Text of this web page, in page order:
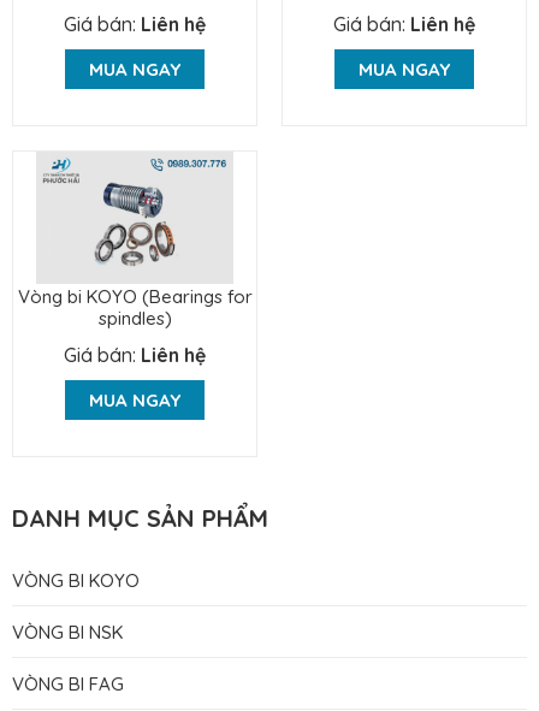
Giá bán: Liên hệ
MUA NGAY
Giá bán: Liên hệ
MUA NGAY
Vòng bi KOYO (Bearings for
spindles)
Giá bán: Liên hệ
MUA NGAY
DANH MỤC SẢN PHẨM
VÒNG BI KOYO
VÒNG BI NSK
VÒNG BI FAG